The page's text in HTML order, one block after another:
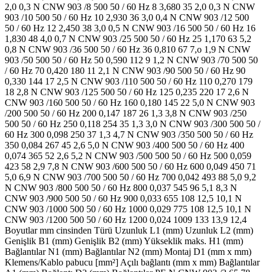
2,0 0,3 N CNW 903 /8 500 50 / 60 Hz 8 3,680 35 2,0 0,3 N CNW
903 /10 500 50 / 60 Hz 10 2,930 36 3,0 0,4 N CNW 903 /12 500
50 / 60 Hz 12 2,450 38 3,0 0,5 N CNW 903 /16 500 50 / 60 Hz 16
1,830 48 4,0 0,7 N CNW 903 /25 500 50 / 60 Hz 25 1,170 63 5,2
0,8 N CNW 903 /36 500 50 / 60 Hz 36 0,810 67 7,o 1,9 N CNW
903 /50 500 50 / 60 Hz 50 0,590 112 9 1,2 N CNW 903 /70 500 50
/ 60 Hz 70 0,420 180 11 2,1 N CNW 903 /90 500 50 / 60 Hz 90
0,330 144 17 2,5 N CNW 903 /110 500 50 / 60 Hz 110 0,270 179
18 2,8 N CNW 903 /125 500 50 / 60 Hz 125 0,235 220 17 2,6 N
CNW 903 /160 500 50 / 60 Hz 160 0,180 145 22 5,0 N CNW 903
/200 500 50 / 60 Hz 200 0,147 187 26 1,3 3,8 N CNW 903 /250
500 50 / 60 Hz 250 0,118 254 35 1,3 3,0 N CNW 903 /300 500 50 /
60 Hz 300 0,098 250 37 1,3 4,7 N CNW 903 /350 500 50 / 60 Hz
350 0,084 267 45 2,6 5,0 N CNW 903 /400 500 50 / 60 Hz 400
0,074 365 52 2,6 5,2 N CNW 903 /500 500 50 / 60 Hz 500 0,059
423 58 2,9 7,8 N CNW 903 /600 500 50 / 60 Hz 600 0,049 450 71
5,0 6,9 N CNW 903 /700 500 50 / 60 Hz 700 0,042 493 88 5,0 9,2
N CNW 903 /800 500 50 / 60 Hz 800 0,037 545 96 5,1 8,3 N
CNW 903 /900 500 50 / 60 Hz 900 0,033 655 108 12,5 10,1 N
CNW 903 /1000 500 50 / 60 Hz 1000 0,029 775 108 12,5 10,1 N
CNW 903 /1200 500 50 / 60 Hz 1200 0,024 1009 133 13,9 12,4
Boyutlar mm cinsinden Türü Uzunluk L1 (mm) Uzunluk L2 (mm)
Genişlik B1 (mm) Genişlik B2 (mm) Yükseklik maks. H1 (mm)
Bağlantılar N1 (mm) Bağlantılar N2 (mm) Montaj D1 (mm x mm)
Klemens/Kablo pabucu [mm²] Açılı bağlantı (mm x mm) Bağlantılar